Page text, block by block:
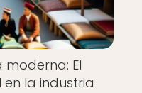
El
la industria